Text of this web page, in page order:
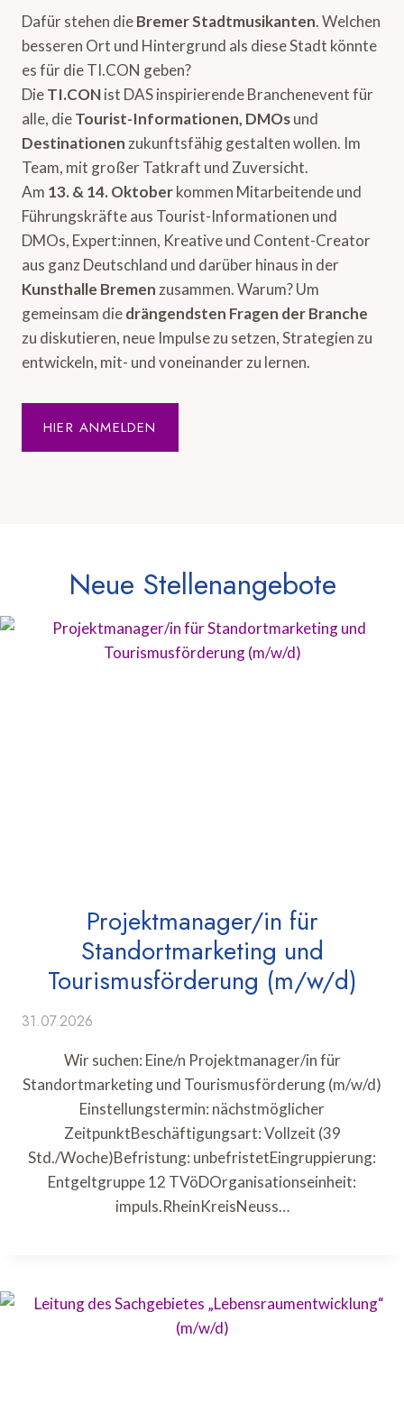
Dafür stehen dieBremer Stadtmusikanten. Welchen
besseren Ort und Hintergrund als diese Stadt könnte
es für die TI.CON geben?
DieTI.CONist DAS inspirierende Branchenevent für
alle, dieTourist-Informationen, DMOsund
Destinationen zukunftsfähig gestalten wollen. Im
Team, mit großer Tatkraft und Zuversicht.
Am 13. & 14. Oktoberkommen Mitarbeitende und
Führungskräfte aus Tourist-Informationen und
DMOs, Expert:innen, Kreative und Content-Creator
aus ganz Deutschland und darüber hinaus in der
Kunsthalle Bremen zusammen. Warum? Um
gemeinsam diedrängendsten Fragen der Branche
zu diskutieren, neue Impulse zu setzen, Strategien zu
entwickeln, mit- und voneinander zu lernen.
HIER ANMELDEN
Neue Stellenangebote
Projektmanager/in für
Standortmarketing und
Tourismusförderung (m/w/d)
31.07.2026
Wir suchen: Eine/n Projektmanager/in für
Standortmarketing und Tourismusförderung (m/w/d)
Einstellungstermin: nächstmöglicher
ZeitpunktBeschäftigungsart: Vollzeit (39
Std./Woche)Befristung: unbefristetEingruppierung:
Entgeltgruppe 12 TVöDOrganisationseinheit:
impuls.RheinKreisNeuss…